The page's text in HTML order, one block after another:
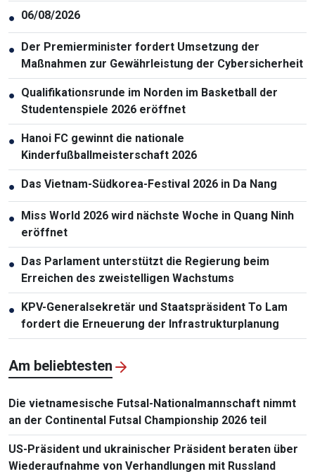
● 06/08/2026
● Der Premierminister fordert Umsetzung der
Maßnahmen zur Gewährleistung der Cybersicherheit
● Qualifikationsrunde im Norden im Basketball der
Studentenspiele 2026 eröffnet
● Hanoi FC gewinnt die nationale
Kinderfußballmeisterschaft 2026
● Das Vietnam-Südkorea-Festival 2026 in Da Nang
● Miss World 2026 wird nächste Woche in Quang Ninh
eröffnet
● Das Parlament unterstützt die Regierung beim
Erreichen des zweistelligen Wachstums
● KPV-Generalsekretär und Staatspräsident To Lam
fordert die Erneuerung der Infrastrukturplanung
Am beliebtesten
Die vietnamesische Futsal-Nationalmannschaft nimmt
an der Continental Futsal Championship 2026 teil
US-Präsident und ukrainischer Präsident beraten über
Wiederaufnahme von Verhandlungen mit Russland